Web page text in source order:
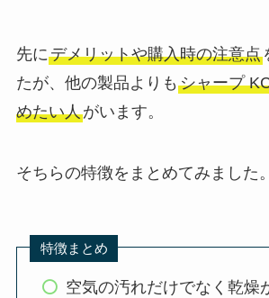
先にデメリットや購入時の注意点
たが、他の製品よりも シャープ
めたい人がいます。
そちらの特徴をまとめてみました。
特徴まとめ
空気の汚れだけでなく乾燥